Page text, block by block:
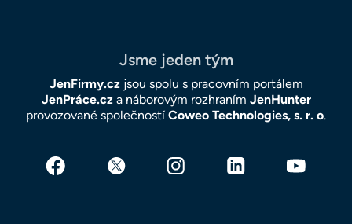
Jsme jeden tým
JenFirmy.czjsou spolu s pracovním portálem
JenPráce.cza náborovým rozhraním JenHunter
provozované společností Coweo Technologies, s. r. o.